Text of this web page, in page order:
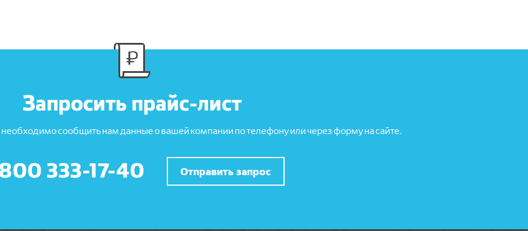
Запросить прайс-лист
сообщить нам данные о вашей компании по телефону или через форму на сайте.
333-17-40 Отправить запрос